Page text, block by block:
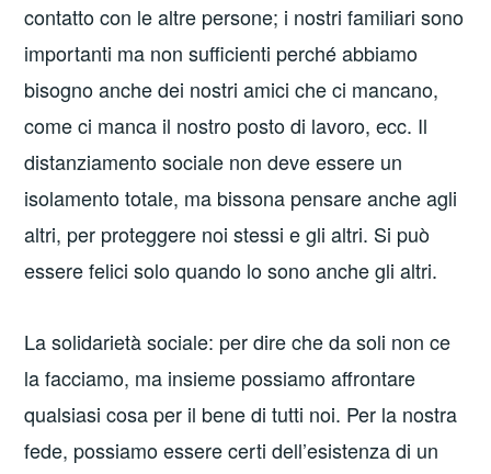
contatto con le altre persone; i nostri familiari sono
importanti ma non sufficienti perché abbiamo
bisogno anche dei nostri amici che ci mancano,
come ci manca il nostro posto di lavoro, ecc. Il
distanziamento sociale non deve essere un
isolamento totale, ma bissona pensare anche agli
altri, per proteggere noi stessi e gli altri. Si può
essere felici solo quando lo sono anche gli altri.
La solidarietà sociale: per dire che da soli non ce
la facciamo, ma insieme possiamo affrontare
qualsiasi cosa per il bene di tutti noi. Per la nostra
fede, possiamo essere certi dell’esistenza di un